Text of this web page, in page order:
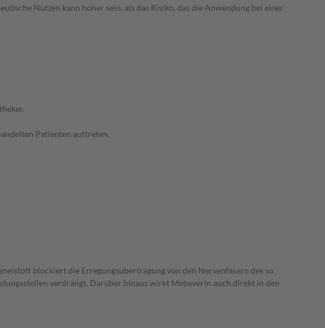
Nutzen kann höher sein, als das Risiko, das die Anwendung bei einer
Patienten auftreten.
blockiert die Erregungsübertragung von den Nervenfasern des so
verdrängt. Darüber hinaus wirkt Mebeverin auch direkt in den